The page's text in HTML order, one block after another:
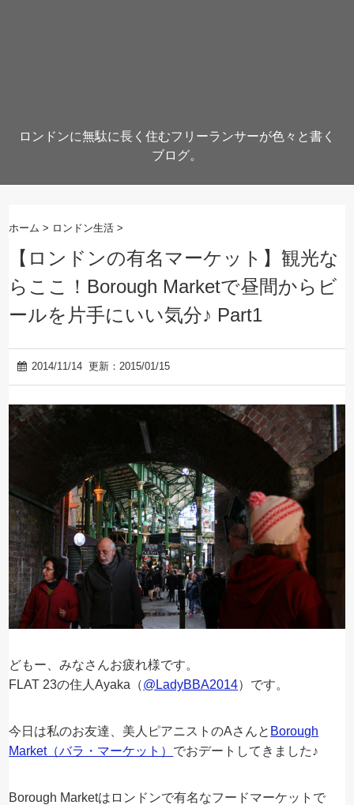
ロンドンに無駄に長く住むフリーランサーが色々と書く
ブログ。
ホーム > ロンドン生活 >
【ロンドンの有名マーケット】観光な
らここ！Borough Marketで昼間からビ
ールを片手にいい気分♪ Part1
2014/11/14 更新：2015/01/15
どもー、みなさんお疲れ様です。
FLAT 23の住人Ayaka（@LadyBBA2014）です。
今日は私のお友達、美人ピアニストのAさんと Borough
Market（バラ・マーケット） でおデートしてきました♪
Borough Marketはロンドンで有名なフードマーケットで